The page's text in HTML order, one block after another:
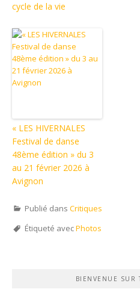
cycle de la vie
« LES HIVERNALES
Festival de danse
48ème édition » du 3
au 21 février 2026 à
Avignon
Publié dans Critiques
Étiqueté avecPhotos
BIENVENUE SUR